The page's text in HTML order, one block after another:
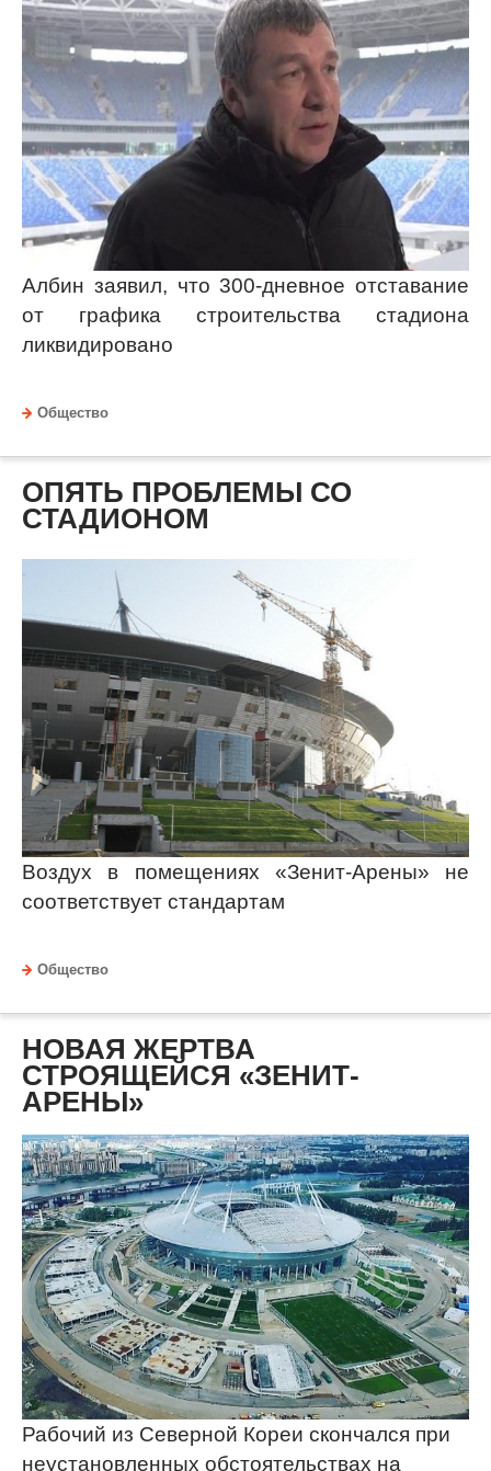
Албин заявил, что 300-дневное отставание
от графика строительства стадиона
ликвидировано
Общество
ОПЯТЬ ПРОБЛЕМЫ СО
СТАДИОНОМ
Воздух в помещениях «Зенит-Арены» не
соответствует стандартам
Общество
НОВАЯ ЖЕРТВА
СТРОЯЩЕЙСЯ «ЗЕНИТ-
АРЕНЫ»
Рабочий из Северной Кореи скончался при
неустановленных обстоятельствах на